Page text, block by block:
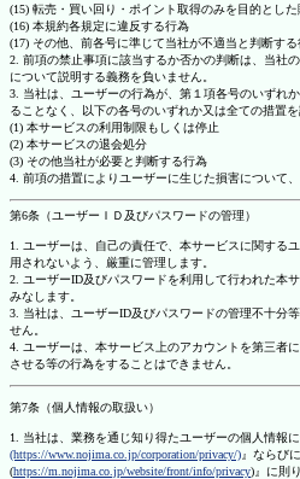
(15) 転売・買い回り・ポイント取得のみを目的とし
(16) 本規約各規定に違反する行為
(17) その他、前各号に準じて当社が不適当と判断する
2. 前項の禁止事項に該当するか否かの判断は、当社
について説明する義務を負いません。
3. 当社は、ユーザーの行為が、第１項各号のいずれ
ることなく、以下の各号のいずれか又は全ての措置を
(1) 本サービスの利用制限もしくは停止
(2) 本サービスの退会処分
(3) その他当社が必要と判断する行為
4. 前項の措置によりユーザーに生じた損害について
第6条（ユーザーＩＤ及びパスワードの管理）
1. ユーザーは、自己の責任で、本サービスに関する
用されないよう、厳重に管理します。
2. ユーザーID及びパスワードを利用して行われた本
みなします。
3. 当社は、ユーザーID及びパスワードの管理不十分
せん。
4. ユーザーは、本サービス上のアカウントを第三者
させる等の行為をすることはできません。
第7条（個人情報の取扱い）
1. 当社は、業務を通じ知り得たユーザーの個人情報
(https://www.nojima.co.jp/corporation/privacy/)』ならび
(https://m.nojima.co.jp/website/front/info/privacy)』に則